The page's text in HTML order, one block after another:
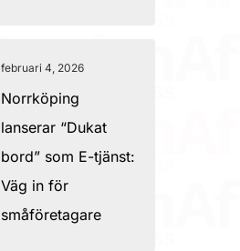
februari 4, 2026
Norrköping
lanserar “Dukat
bord” som E-tjänst:
Väg in för
småföretagare